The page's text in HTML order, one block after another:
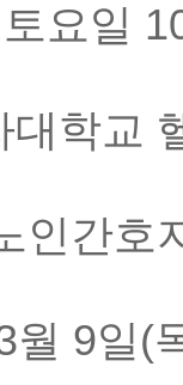
학교
인간호
월 9일(